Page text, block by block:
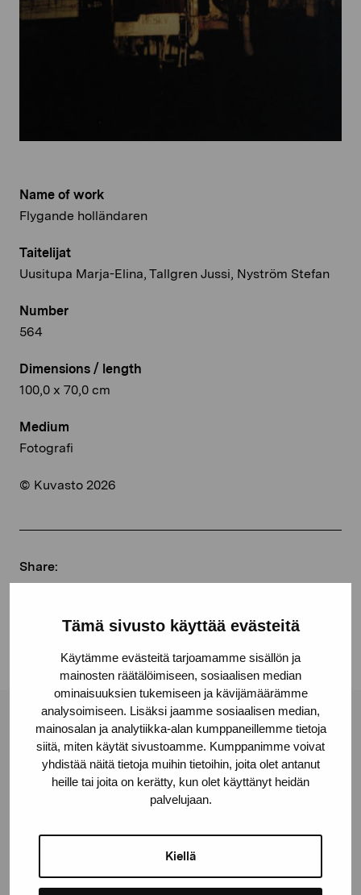
Tämä sivusto käyttää evästeitä
Käytämme evästeitä tarjoamamme sisällön ja
mainosten räätälöimiseen, sosiaalisen median
ominaisuuksien tukemiseen ja kävijämäärämme
analysoimiseen. Lisäksi jaamme sosiaalisen median,
mainosalan ja analytiikka-alan kumppaneillemme tietoja
siitä, miten käytät sivustoamme. Kumppanimme voivat
yhdistää näitä tietoja muihin tietoihin, joita olet antanut
heille tai joita on kerätty, kun olet käyttänyt heidän
palvelujaan.
Kiellä
Name of work
Flygande holländaren
Taitelijat
Uusitupa Marja-Elina, Tallgren Jussi, Nyström Stefan
Number
564
Dimensions / length
100,0 x 70,0 cm
Medium
Fotografi
© Kuvasto 2026
Share:
Linkedin
Pro Artibus Foundation
Gustav Wasas gata 11